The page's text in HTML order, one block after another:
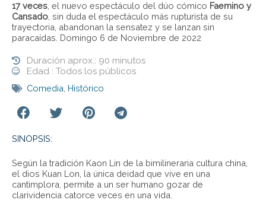
17 veces , el nuevo espectáculo del dúo cómico Faemino y
Cansado , sin duda el espectáculo más rupturista de su
trayectoria, abandonan la sensatez y se lanzan sin
paracaídas. Domingo 6 de Noviembre de 2022
Duración aprox.: 90 minutos
Edad : Todos los públicos
Comedia Histórico
SINOPSIS:
Según la tradición Kaon Lin de la bimilineraria cultura china,
el dios Kuan Lon, la única deidad que vive en una
cantimplora, permite a un ser humano gozar de
clarividencia catorce veces en una vida.